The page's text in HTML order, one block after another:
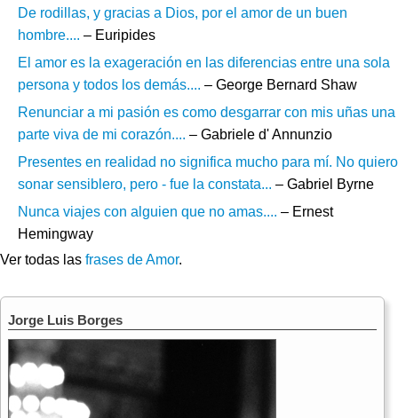
De rodillas, y gracias a Dios, por el amor de un buen
hombre.... – Euripides
El amor es la exageración en las diferencias entre una sola
persona y todos los demás.... – George Bernard Shaw
Renunciar a mi pasión es como desgarrar con mis uñas una
parte viva de mi corazón.... – Gabriele d' Annunzio
Presentes en realidad no significa mucho para mí. No quiero
sonar sensiblero, pero - fue la constata... – Gabriel Byrne
Nunca viajes con alguien que no amas.... – Ernest
Hemingway
Ver todas las frases de Amor.
Jorge Luis Borges